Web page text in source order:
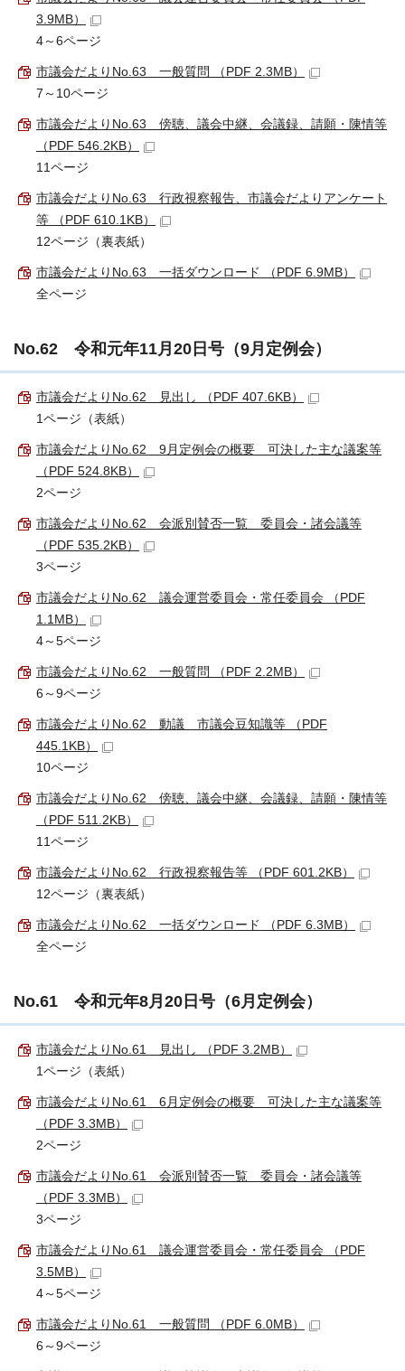
3.9MB）
4～6ページ
市議会だよりNo.63 一般質問 （PDF 2.3MB）
7～10ページ
市議会だよりNo.63 傍聴、議会中継、会議録、請願・陳情等
（PDF 546.2KB）
11ページ
市議会だよりNo.63 行政視察報告、市議会だよりアンケート
等 （PDF 610.1KB）
12ページ（裏表紙）
市議会だよりNo.63 一括ダウンロード （PDF 6.9MB）
全ページ
No.62 令和元年11月20日号（9月定例会）
市議会だよりNo.62 見出し （PDF 407.6KB）
1ページ（表紙）
市議会だよりNo.62 9月定例会の概要 可決した主な議案等
（PDF 524.8KB）
2ページ
市議会だよりNo.62 会派別賛否一覧 委員会・諸会議等
（PDF 535.2KB）
3ページ
市議会だよりNo.62 議会運営委員会・常任委員会 （PDF
1.1MB）
4～5ページ
市議会だよりNo.62 一般質問 （PDF 2.2MB）
6～9ページ
市議会だよりNo.62 動議 市議会豆知識等 （PDF
445.1KB）
10ページ
市議会だよりNo.62 傍聴、議会中継、会議録、請願・陳情等
（PDF 511.2KB）
11ページ
市議会だよりNo.62 行政視察報告等 （PDF 601.2KB）
12ページ（裏表紙）
市議会だよりNo.62 一括ダウンロード （PDF 6.3MB）
全ページ
No.61 令和元年8月20日号（6月定例会）
市議会だよりNo.61 見出し （PDF 3.2MB）
1ページ（表紙）
市議会だよりNo.61 6月定例会の概要 可決した主な議案等
（PDF 3.3MB）
2ページ
市議会だよりNo.61 会派別賛否一覧 委員会・諸会議等
（PDF 3.3MB）
3ページ
市議会だよりNo.61 議会運営委員会・常任委員会 （PDF
3.5MB）
4～5ページ
市議会だよりNo.61 一般質問 （PDF 6.0MB）
6～9ページ